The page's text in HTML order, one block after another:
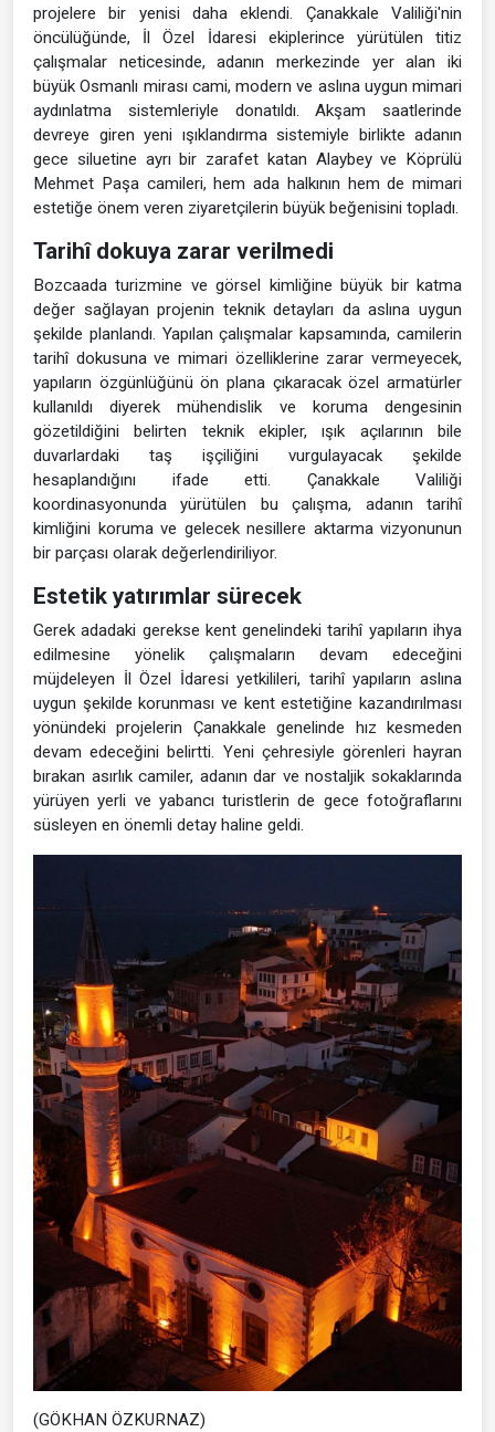
projelere bir yenisi daha eklendi. Çanakkale Valiliği'nin
öncülüğünde, İl Özel İdaresi ekiplerince yürütülen titiz
çalışmalar neticesinde, adanın merkezinde yer alan iki
büyük Osmanlı mirası cami, modern ve aslına uygun mimari
aydınlatma sistemleriyle donatıldı. Akşam saatlerinde
devreye giren yeni ışıklandırma sistemiyle birlikte adanın
gece siluetine ayrı bir zarafet katan Alaybey ve Köprülü
Mehmet Paşa camileri, hem ada halkının hem de mimari
estetiğe önem veren ziyaretçilerin büyük beğenisini topladı.
Tarihî dokuya zarar verilmedi
Bozcaada turizmine ve görsel kimliğine büyük bir katma
değer sağlayan projenin teknik detayları da aslına uygun
şekilde planlandı. Yapılan çalışmalar kapsamında, camilerin
tarihî dokusuna ve mimari özelliklerine zarar vermeyecek,
yapıların özgünlüğünü ön plana çıkaracak özel armatürler
kullanıldı diyerek mühendislik ve koruma dengesinin
gözetildiğini belirten teknik ekipler, ışık açılarının bile
duvarlardaki taş işçiliğini vurgulayacak şekilde
hesaplandığını ifade etti. Çanakkale Valiliği
koordinasyonunda yürütülen bu çalışma, adanın tarihî
kimliğini koruma ve gelecek nesillere aktarma vizyonunun
bir parçası olarak değerlendiriliyor.
Estetik yatırımlar sürecek
Gerek adadaki gerekse kent genelindeki tarihî yapıların ihya
edilmesine yönelik çalışmaların devam edeceğini
müjdeleyen İl Özel İdaresi yetkilileri, tarihî yapıların aslına
uygun şekilde korunması ve kent estetiğine kazandırılması
yönündeki projelerin Çanakkale genelinde hız kesmeden
devam edeceğini belirtti. Yeni çehresiyle görenleri hayran
bırakan asırlık camiler, adanın dar ve nostaljik sokaklarında
yürüyen yerli ve yabancı turistlerin de gece fotoğraflarını
süsleyen en önemli detay haline geldi.
(GÖKHAN ÖZKURNAZ)